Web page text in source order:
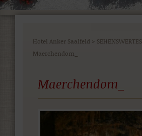
Hotel Anker Saalfeld > SEHENSWERTES
Maerchendom_
Maerchendom_